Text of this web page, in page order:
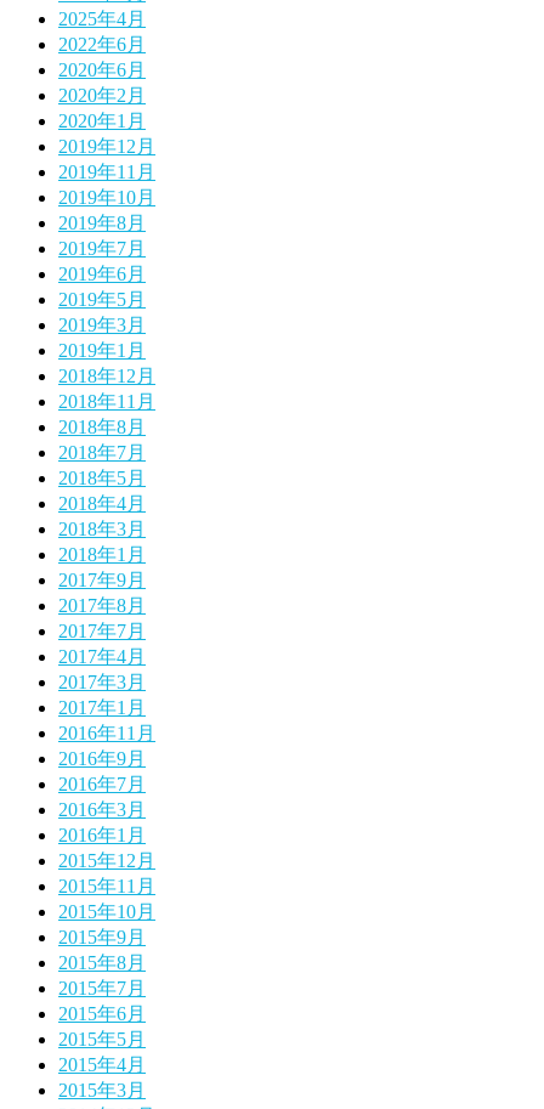
2025年4月
2022年6月
2020年6月
2020年2月
2020年1月
2019年12月
2019年11月
2019年10月
2019年8月
2019年7月
2019年6月
2019年5月
2019年3月
2019年1月
2018年12月
2018年11月
2018年8月
2018年7月
2018年5月
2018年4月
2018年3月
2018年1月
2017年9月
2017年8月
2017年7月
2017年4月
2017年3月
2017年1月
2016年11月
2016年9月
2016年7月
2016年3月
2016年1月
2015年12月
2015年11月
2015年10月
2015年9月
2015年8月
2015年7月
2015年6月
2015年5月
2015年4月
2015年3月